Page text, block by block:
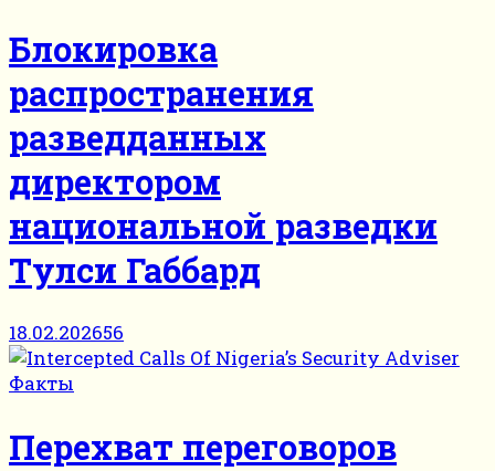
Блокировка
распространения
разведданных
директором
национальной разведки
Тулси Габбард
18.02.202656
Факты
Перехват переговоров